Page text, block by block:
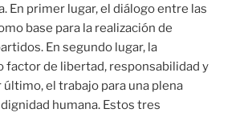
En primer lugar, el diálogo entre las
base para la realización de
En segundo lugar, la
factor de libertad, responsabilidad y
último, el trabajo para una plena
humana. Estos tres